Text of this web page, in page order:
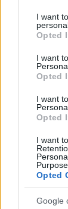
not limited
grant or
use your
consent
I want
Opted
I want
Opted
I want
Opted
I want
Opted
Google